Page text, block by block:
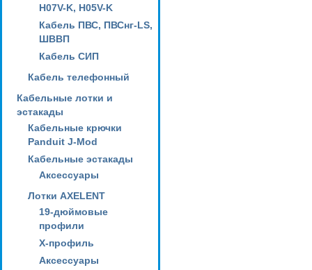
H07V-K, H05V-K
Кабель ПВС, ПВСнг-LS,
ШВВП
Кабель СИП
Кабель телефонный
Кабельные лотки и
эстакады
Кабельные крючки
Panduit J-Mod
Кабельные эстакады
Аксессуары
Лотки AXELENT
19-дюймовые
профили
X-профиль
Аксессуары